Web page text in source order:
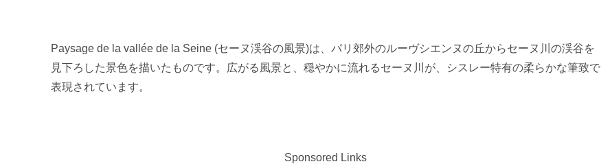
Paysage de la vallée de la Seine (セーヌ渓谷の風景)は、パリ郊外のルーヴシエンヌの丘からセーヌ川の渓谷を
見下ろした景色を描いたものです。広がる風景と、穏やかに流れるセーヌ川が、シスレー特有の柔らかな筆致で
表現されています。
Sponsored Links